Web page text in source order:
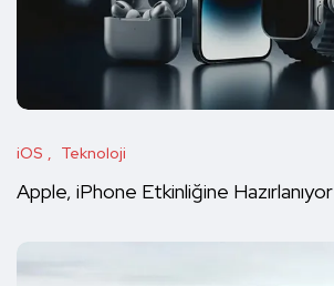
iOS Teknoloji
Apple, iPhone Etkinliğine Hazırlanıyor